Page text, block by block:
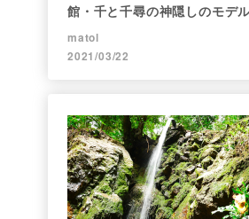
館・千と千尋の神隠しのモデ
らべるショット）
matol
2021/03/22